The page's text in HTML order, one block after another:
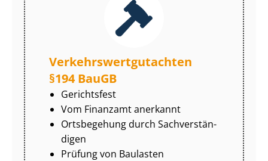
Ver­kehrs­wert­gut­ach­ten
§194 BauGB
Gerichtsfest
Vom Finanzamt anerkannt
Ortsbegehung durch Sach­ver­stän­
di­gen
Prüfung von Baulasten